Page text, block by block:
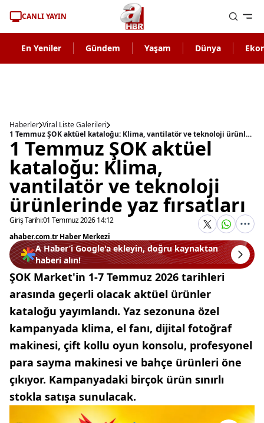
CANLI YAYIN
En Yeniler Gündem Yaşam Dünya
Haberler Viral Liste Galerileri
1 Temmuz ŞOK aktüel kataloğu: Klima, vantilatör ve teknoloji ürünlerinde yaz fırsatları
1 Temmuz ŞOK aktüel
kataloğu: Klima,
vantilatör ve teknoloji
ürünlerinde yaz fırsatları
Giriş Tarihi:01 Temmuz 2026 14:12
ahaber.com.tr Haber Merkezi
A Haber’i Google'a ekleyin, doğru kaynaktan
haberi alın!
ŞOK Market'in 1-7 Temmuz 2026 tarihleri
arasında geçerli olacak aktüel ürünler
kataloğu yayımlandı. Yaz sezonuna özel
kampanyada klima, el fanı, dijital fotoğraf
makinesi, çift kollu oyun konsolu, profesyonel
para sayma makinesi ve bahçe ürünleri öne
çıkıyor. Kampanyadaki birçok ürün sınırlı
stokla satışa sunulacak.